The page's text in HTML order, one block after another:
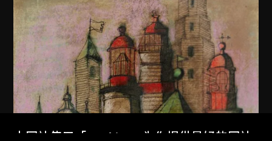
本网站使用「Cookies」为你提供最好的网站